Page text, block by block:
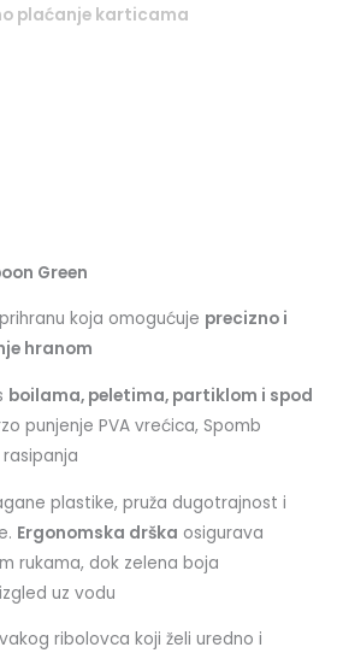
plaćanje karticama
Green
koja omogućuje precizno i
hranom
boilama, peletima, partiklom i spod
punjenje PVA vrećica, Spomb
plastike, pruža dugotrajnost i
Ergonomska drška osigurava
rukama, dok zelena boja
uz vodu
ribolovca koji želi uredno i